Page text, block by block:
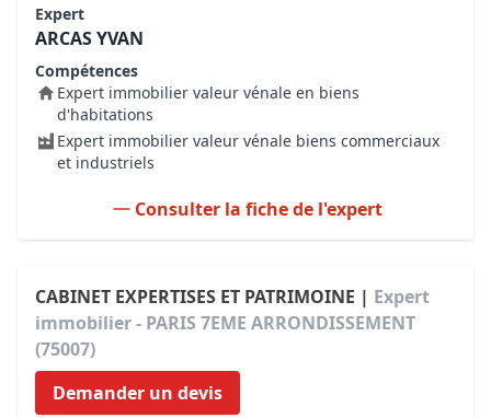
Expert
ARCAS YVAN
Compétences
Expert immobilier valeur vénale en biens
d'habitations
Expert immobilier valeur vénale biens commerciaux
et industriels
Consulter la fiche de l'expert
CABINET EXPERTISES ET PATRIMOINE | Expert
immobilier - PARIS 7EME ARRONDISSEMENT
(75007)
Demander un devis